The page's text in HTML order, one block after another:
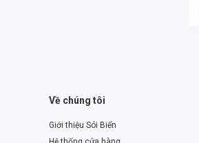
Về chúng tôi
Giới thiệu Sói Biển